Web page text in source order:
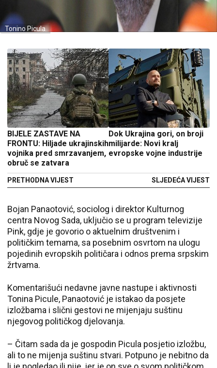
Tonino Picula
BIJELE ZASTAVE NA
FRONTU: Hiljade ukrajinskih
vojnika pred smrzavanjem,
obruč se zatvara
PRETHODNA VIJEST
Dok Ukrajina gori, on broji
milijarde: Novi kralj
evropske vojne industrije
SLJEDEĆA VIJEST
Bojan Panaotović, sociolog i direktor Kulturnog
centra Novog Sada, uključio se u program televizije
Pink, gdje je govorio o aktuelnim društvenim i
političkim temama, sa posebnim osvrtom na ulogu
pojedinih evropskih političara i odnos prema srpskim
žrtvama.
Komentarišući nedavne javne nastupe i aktivnosti
Tonina Picule, Panaotović je istakao da posjete
izložbama i slični gestovi ne mijenjaju suštinu
njegovog političkog djelovanja.
– Čitam sada da je gospodin Picula posjetio izložbu,
ali to ne mijenja suštinu stvari. Potpuno je nebitno da